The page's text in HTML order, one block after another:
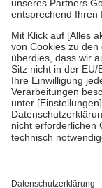
Um das
stärken und die
fallenkeine
• Kindern und
mit Ausnahme der
• Untersuchungen
GKV getragen
• empfohlenen
• Harn- und
getroffen, um